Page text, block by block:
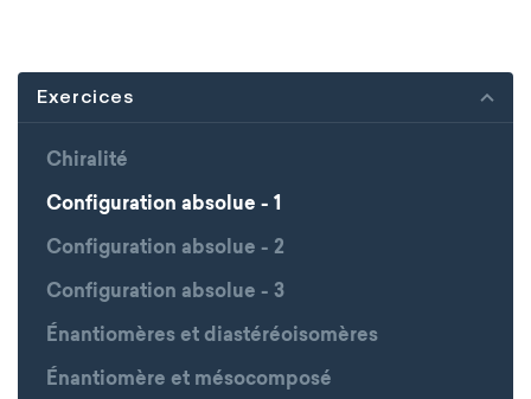
Exercices
Chiralité
Configuration absolue - 1
Configuration absolue - 2
Configuration absolue - 3
Énantiomères et diastéréoisomères
Énantiomère et mésocomposé